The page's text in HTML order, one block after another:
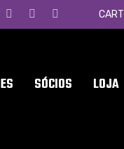
CART
SÓCIOS LOJA